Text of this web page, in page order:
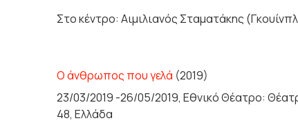
Στο κέντρο: Αιμιλιανός Σταματάκης
Ο άνθρωπος που γελά (2019)
23/03/2019 -26/05/2019, Εθνικό Θέατρο:
48, Ελλάδα